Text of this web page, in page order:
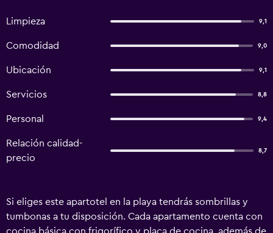
Limpieza 9,1
Comodidad 9,0
Ubicación 9,1
Servicios 8,8
Personal 9,4
Relación calidad-
precio
8,7
Si eliges este apartotel en la playa tendrás sombrillas y
tumbonas a tu disposición. Cada apartamento cuenta con